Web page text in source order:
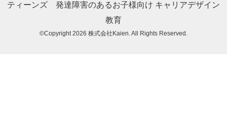
ティーンズ 発達障害のあるお子様向け キャリアデザイン
教育
©Copyright 2026 株式会社Kaien. All Rights Reserved.